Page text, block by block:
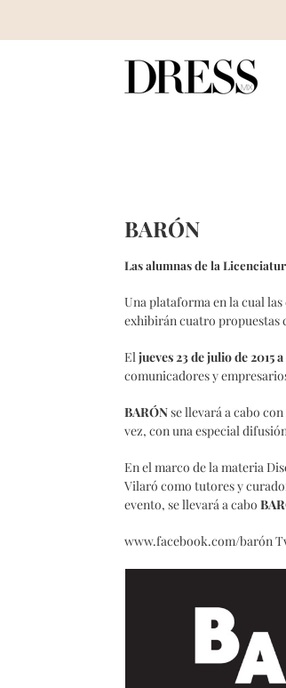
BARÓN
Las alumnas de la
Una plataforma en la cual
exhibirán cuatro propuestas
Eljueves 23 de julio de 2015
comunicadores y
BARÓNse llevará a cabo
vez, con una especial
En el marco de la materia
Vilaró como tutores y
evento, se llevará a cabo
www.facebook.com/barón